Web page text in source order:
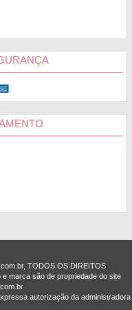
há arranjos de flores
pessoa querida que é
Escolha entre
cores, lírios e
adora e torne o Dia do
lembrança chega no
TODOS OS DIREITOS
e marca são de propriedade do site
autorização da administradora